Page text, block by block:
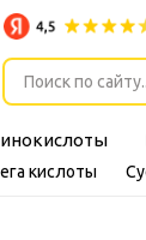
кислоты
Поиск по